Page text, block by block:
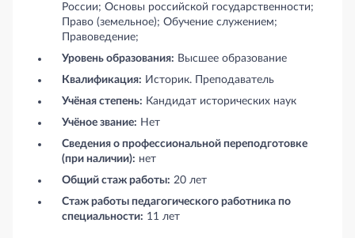
России; Основы российской государственности;
Право (земельное); Обучение служением;
Правоведение;
Уровень образования: Высшее образование
Квалификация: Историк. Преподаватель
Учёная степень: Кандидат исторических наук
Учёное звание: Нет
Сведения о профессиональной переподготовке
(при наличии): нет
Общий стаж работы: 20 лет
Стаж работы педагогического работника по
специальности: 11 лет